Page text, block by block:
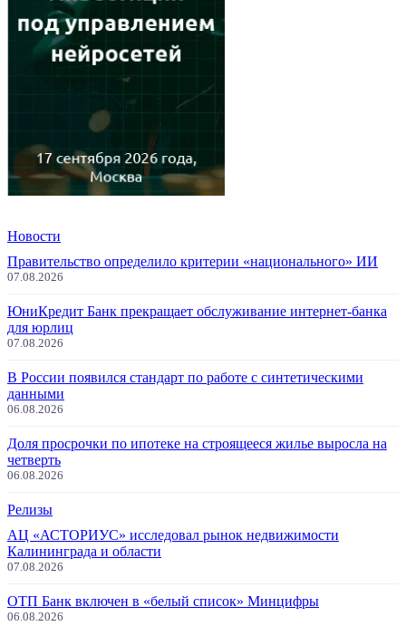
Новости
Правительство определило критерии «национального» ИИ
07.08.2026
ЮниКредит Банк прекращает обслуживание интернет-банка
для юрлиц
07.08.2026
В России появился стандарт по работе с синтетическими
данными
06.08.2026
Доля просрочки по ипотеке на строящееся жилье выросла на
четверть
06.08.2026
Релизы
АЦ «АСТОРИУС» исследовал рынок недвижимости
Калининграда и области
07.08.2026
ОТП Банк включен в «белый список» Минцифры
06.08.2026